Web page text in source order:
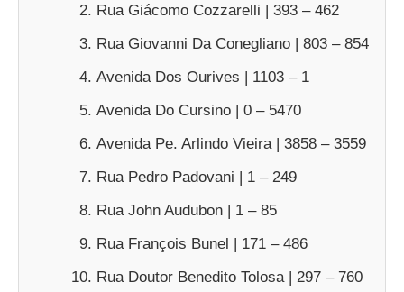
Rua Giácomo Cozzarelli | 393 – 462
Rua Giovanni Da Conegliano | 803 – 854
Avenida Dos Ourives | 1103 – 1
Avenida Do Cursino | 0 – 5470
Avenida Pe. Arlindo Vieira | 3858 – 3559
Rua Pedro Padovani | 1 – 249
Rua John Audubon | 1 – 85
Rua François Bunel | 171 – 486
Rua Doutor Benedito Tolosa | 297 – 760